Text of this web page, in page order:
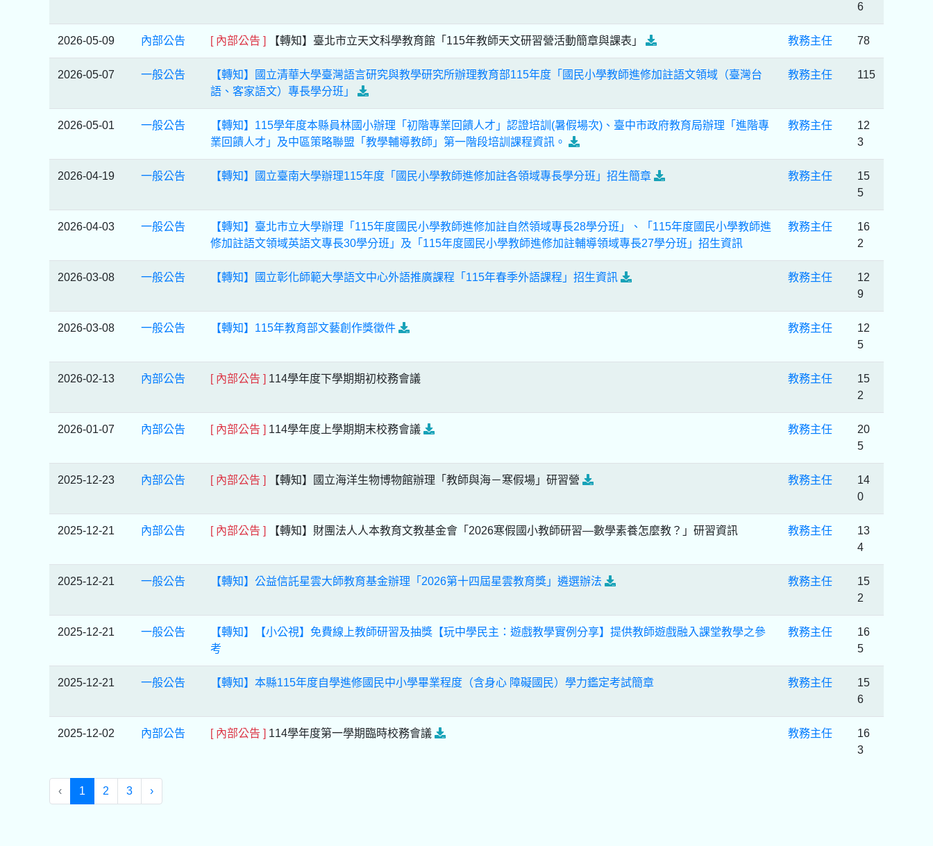
6
2026-05-09 內部公告 [ 內部公告 ] 【轉知】臺北市立天文科學教育館「115年教師天文研習營活動簡章與課表」 教務主任 78
2026-05-07 一般公告
【轉知】國立清華大學臺灣語言研究與教學研究所辦理教育部115年度「國民小學教師進修加註語文領域（臺灣台
語、客家語文）專長學分班」
教務主任 115
2026-05-01 一般公告
【轉知】115學年度本縣員林國小辦理「初階專業回饋人才」認證培訓(暑假場次)、臺中市政府教育局辦理「進階專
業回饋人才」及中區策略聯盟「教學輔導教師」第一階段培訓課程資訊。
教務主任
12
3
2026-04-19 一般公告 【轉知】國立臺南大學辦理115年度「國民小學教師進修加註各領域專長學分班」招生簡章 教務主任
15
5
2026-04-03 一般公告
【轉知】臺北市立大學辦理「115年度國民小學教師進修加註自然領域專長28學分班」、「115年度國民小學教師進
修加註語文領域英語文專長30學分班」及「115年度國民小學教師進修加註輔導領域專長27學分班」招生資訊
教務主任
16
2
2026-03-08 一般公告 【轉知】國立彰化師範大學語文中心外語推廣課程「115年春季外語課程」招生資訊 教務主任
12
9
2026-03-08 一般公告 【轉知】115年教育部文藝創作獎徵件 教務主任
12
5
2026-02-13 內部公告 [ 內部公告 ] 114學年度下學期期初校務會議 教務主任
15
2
2026-01-07 內部公告 [ 內部公告 ] 114學年度上學期期末校務會議 教務主任
20
5
2025-12-23 內部公告 [ 內部公告 ] 【轉知】國立海洋生物博物館辦理「教師與海－寒假場」研習營 教務主任
14
0
2025-12-21 內部公告 [ 內部公告 ] 【轉知】財團法人人本教育文教基金會「2026寒假國小教師研習—數學素養怎麼教？」研習資訊 教務主任
13
4
2025-12-21 一般公告 【轉知】公益信託星雲大師教育基金辦理「2026第十四屆星雲教育獎」遴選辦法 教務主任
15
2
2025-12-21 一般公告
【轉知】【小公視】免費線上教師研習及抽獎【玩中學民主：遊戲教學實例分享】提供教師遊戲融入課堂教學之參
考
教務主任
16
5
2025-12-21 一般公告 【轉知】本縣115年度自學進修國民中小學畢業程度（含身心 障礙國民）學力鑑定考試簡章 教務主任
15
6
2025-12-02 內部公告 [ 內部公告 ] 114學年度第一學期臨時校務會議 教務主任
16
3
‹ 1 2 3 ›